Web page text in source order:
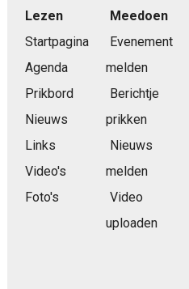
Lezen
Startpagina
Agenda
Prikbord
Nieuws
Links
Video's
Foto's
Meedoen
Evenement
melden
Berichtje
prikken
Nieuws
melden
Video
uploaden